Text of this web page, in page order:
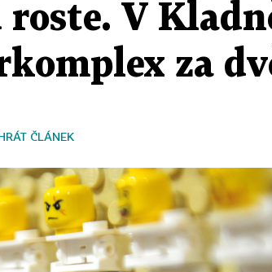
roste. V
za
ČLÁNEK